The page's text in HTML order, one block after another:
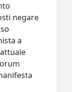
negare
a